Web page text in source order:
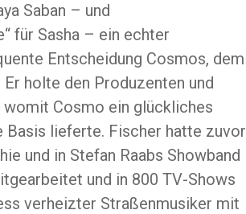
Saban – und
für Sasha – ein echter
Entscheidung Cosmos, dem
holte den Produzenten und
Cosmo ein glückliches
Basis lieferte. Fischer hatte zuvor
und in Stefan Raabs Showband
und in 800 TV-Shows
verheizter Straßenmusiker mit